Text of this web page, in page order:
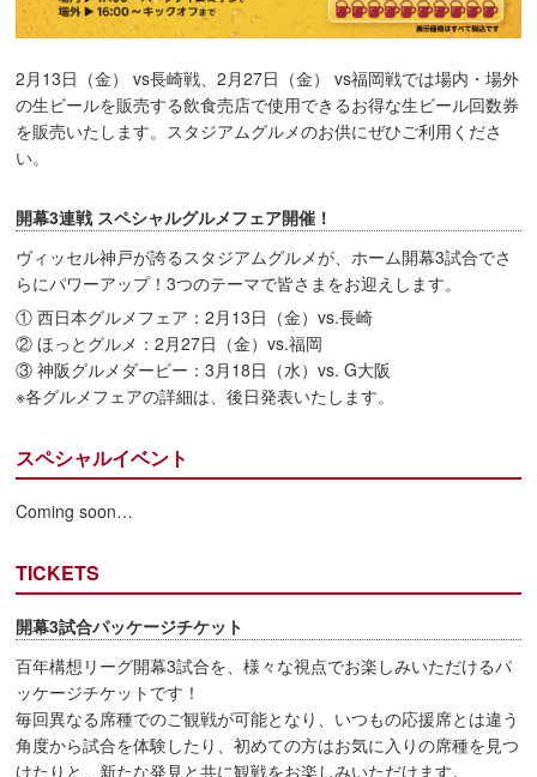
2月13日（金） vs長崎戦、2月27日（金） vs福岡戦では場内・場外
の生ビールを販売する飲食売店で使用できるお得な生ビール回数券
を販売いたします。スタジアムグルメのお供にぜひご利用くださ
い。
開幕3連戦 スペシャルグルメフェア開催！
ヴィッセル神戸が誇るスタジアムグルメが、ホーム開幕3試合でさ
らにパワーアップ！3つのテーマで皆さまをお迎えします。
① 西日本グルメフェア：2月13日（金）vs.長崎
② ほっとグルメ：2月27日（金）vs.福岡
③ 神阪グルメダービー：3月18日（水）vs. G大阪
※各グルメフェアの詳細は、後日発表いたします。
スペシャルイベント
Coming soon…
TICKETS
開幕3試合パッケージチケット
百年構想リーグ開幕3試合を、様々な視点でお楽しみいただけるパ
ッケージチケットです！
毎回異なる席種でのご観戦が可能となり、いつもの応援席とは違う
角度から試合を体験したり、初めての方はお気に入りの席種を見つ
けたりと、新たな発見と共に観戦をお楽しみいただけます。